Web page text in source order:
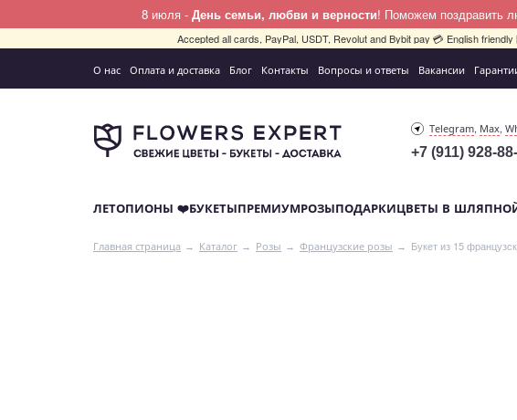
8 июля - День семьи, любви и верности! Поможем поздравить
Accepted all cards, PayPal, USDT, Revolut and Bybit pay 💳 English
О нас Оплата и доставка Блог Контакты Вопросы и ответы Вакансии
Telegram, Max,
+7 (911) 928-
ЛЕТОПИОНЫ ❤️БУКЕТЫПРЕМИУМРОЗЫПОДАРКИЦВЕТЫ В
Главная страница Каталог Розы Французские розы Букет из 15